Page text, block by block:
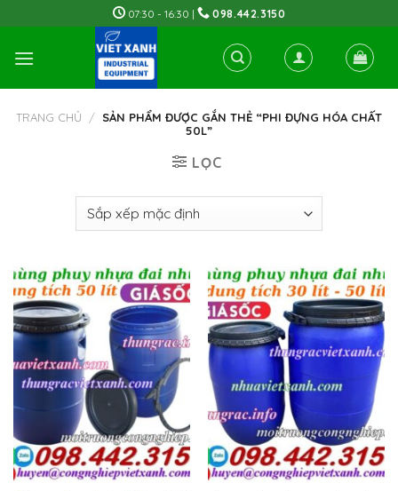
to
content
07:30 - 16:30 | 098.442.3150
TRANG CHỦ / SẢN PHẨM ĐƯỢC GẮN THẺ “PHI ĐỰNG HÓA CHẤT
50L”
LỌC